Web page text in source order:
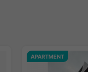
APARTMENT